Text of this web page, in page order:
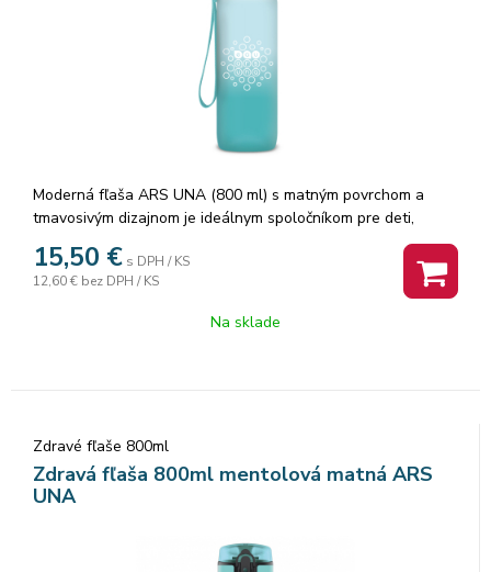
Moderná fľaša ARS UNA (800 ml) s matným povrchom a
tmavosivým dizajnom je ideálnym spoločníkom pre deti,
Vďaka kvalitnému spracovaniu je ľahká, odolná a vhodná na
každodenné používanie do školy, práce aj na výlety.
Vyrobená je z bezpečného tritánového kopolyésteru, ktorý je
Hlavné prednosti:
• Objem: 800 ml
• Bez obsahu BPA, BPS a BPF – zdravá a ekologická voľba
• Certifikát FOOD SAFE – vhodná na styk s potravinami
15,50 € s DPH / KS
12,60 € bez DPH / KS
Na sklade
Zdravé fľaše 800ml
Zdravá fľaša 800ml mentolová matná ARS
UNA